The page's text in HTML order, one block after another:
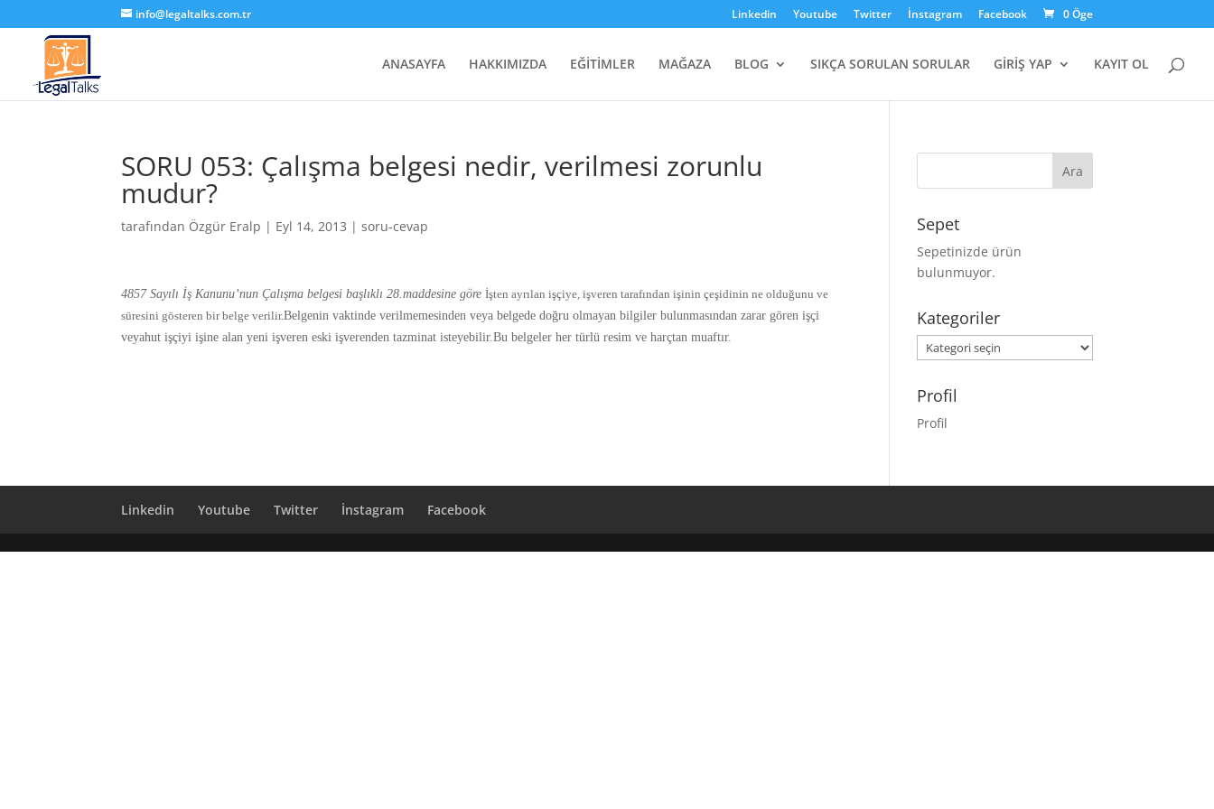
info@legaltalks.com.tr Linkedin Youtube Twitter İnstagram Facebook 0 Öge
ANASAYFA HAKKIMIZDA EĞİTİMLER MAĞAZA BLOG SIKÇA SORULAN SORULAR GİRİŞ YAP KAYIT OL
SORU 053: Çalışma belgesi nedir, verilmesi zorunlu
mudur?
tarafından Özgür Eralp | Eyl 14, 2013 |soru-cevap
4857 Sayılı İş Kanunu’nun Çalışma belgesi başlıklı 28.maddesine göreİşten ayrılan işçiye, işveren tarafından işinin çeşidinin ne olduğunu ve
süresini gösteren bir belge verilir.Belgenin vaktinde verilmemesinden veya belgede doğru olmayan bilgiler bulunmasından zarar gören işçi
veyahut işçiyi işine alan yeni işveren eski işverenden tazminat isteyebilir.Bu belgeler her türlü resim ve harçtan muaftır.
Sepet
Sepetinizde ürün
bulunmuyor.
Kategoriler
Kategoriler
Profil
Profil
Linkedin Youtube Twitter İnstagram Facebook